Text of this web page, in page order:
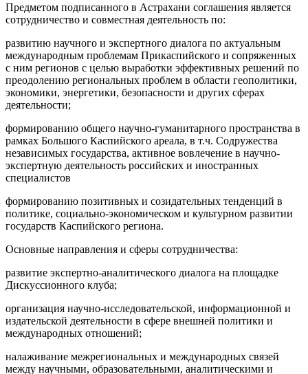
Предметом подписанного в Астрахани соглашения является
сотрудничество и совместная деятельность по:
развитию научного и экспертного диалога по актуальным
международным проблемам Прикаспийского и сопряженных
с ним регионов с целью выработки эффективных решений по
преодолению региональных проблем в области геополитики,
экономики, энергетики, безопасности и других сферах
деятельности;
формированию общего научно-гуманитарного пространства в
рамках Большого Каспийского ареала, в т.ч. Содружества
независимых государства, активное вовлечение в научно-
экспертную деятельность российских и иностранных
специалистов
формированию позитивных и созидательных тенденций в
политике, социально-экономическом и культурном развитии
государств Каспийского региона.
Основные направления и сферы сотрудничества:
развитие экспертно-аналитического диалога на площадке
Дискуссионного клуба;
организация научно-исследовательской, информационной и
издательской деятельности в сфере внешней политики и
международных отношений;
налаживание межрегиональных и международных связей
между научными, образовательными, аналитическими и